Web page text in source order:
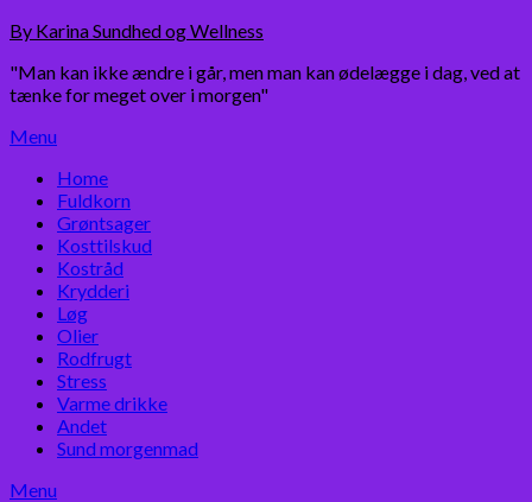
Skip
content
By Karina Sundhed og Wellness
"Man kan ikke ændre i går, men man kan ødelægge i dag, ved at
tænke for meget over i morgen"
Menu
Home
Fuldkorn
Grøntsager
Kosttilskud
Kostråd
Krydderi
Løg
Olier
Rodfrugt
Stress
Varme drikke
Andet
Sund morgenmad
Menu